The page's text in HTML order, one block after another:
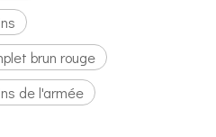
brun rouge
de l'armée